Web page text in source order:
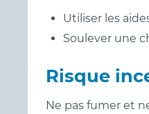
Utiliser les
Soulever une
Risque
Ne pas fumer et